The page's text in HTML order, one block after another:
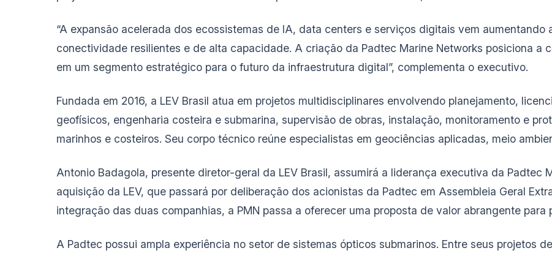
“A expansão acelerada dos ecossistemas de IA, data centers e serviços digitais vem
conectividade resilientes e de alta capacidade. A criação da Padtec Marine Networks posiciona a
em um segmento estratégico para o futuro da infraestrutura digital”, complementa o executivo.
Fundada em 2016, a LEV Brasil atua em projetos multidisciplinares envolvendo planejamento,
geofísicos, engenharia costeira e submarina, supervisão de obras, instalação, monitoramento e
marinhos e costeiros. Seu corpo técnico reúne especialistas em geociências aplicadas, meio
Antonio Badagola, presente diretor-geral da LEV Brasil, assumirá a liderança executiva da Padtec
aquisição da LEV, que passará por deliberação dos acionistas da Padtec em Assembleia Geral
integração das duas companhias, a PMN passa a oferecer uma proposta de valor abrangente para
A Padtec possui ampla experiência no setor de sistemas ópticos submarinos. Entre seus projetos